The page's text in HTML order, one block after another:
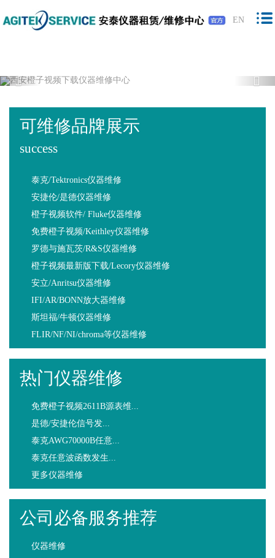
橙子视频下载,橙子视频软件,免费橙子视
频,橙子视频最新版下载
EN
Previous
可维修品牌展示
success
泰克/Tektronics仪器维修
安捷伦/是德仪器维修
橙子视频软件/ Fluke仪器维修
免费橙子视频/Keithley仪器维修
罗德与施瓦茨/R&S仪器维修
橙子视频最新版下载/Lecory仪器维修
安立/Anritsu仪器维修
IFI/AR/BONN放大器维修
斯坦福/牛顿仪器维修
FLIR/NF/NI/chroma等仪器维修
热门仪器维修
免费橙子视频2611B源表维...
是德/安捷伦信号发...
泰克AWG70000B任意...
泰克任意波函数发生...
更多仪器维修
公司必备服务推荐
仪器维修